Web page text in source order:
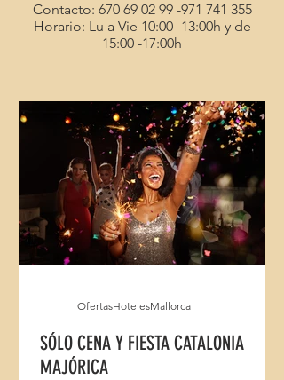
Contacto: 670 69 02 99 -971 741 355
Horario: Lu a Vie 10:00 -13:00h y de
15:00 -17:00h
SÓLO CENA Y FIESTA CATALONIA
MAJÓRICA
OfertasHotelesMallorca